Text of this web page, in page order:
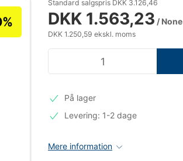
Standard salgspris DKK 3.126,46
DKK 1.563,23 / None
DKK 1.250,59 ekskl. moms
På lager
Levering: 1-2 dage
Mere information